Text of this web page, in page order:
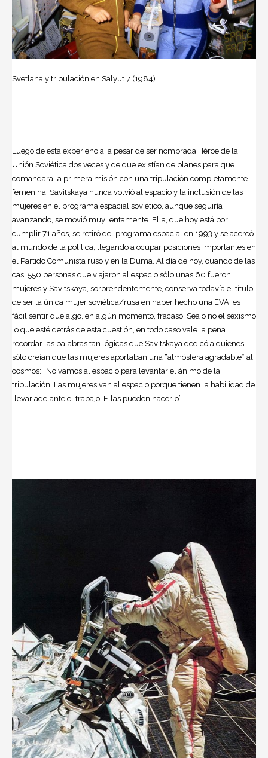
Svetlana y tripulación en Salyut 7 (1984).
Luego de esta experiencia, a pesar de ser nombrada Héroe de la
Unión Soviética dos veces y de que existían de planes para que
comandara la primera misión con una tripulación completamente
femenina, Savitskaya nunca volvió al espacio y la inclusión de las
mujeres en el programa espacial soviético, aunque seguiría
avanzando, se movió muy lentamente. Ella, que hoy está por
cumplir 71 años, se retiró del programa espacial en 1993 y se acercó
al mundo de la política, llegando a ocupar posiciones importantes en
el Partido Comunista ruso y en la Duma. Al día de hoy, cuando de las
casi 550 personas que viajaron al espacio sólo unas 60 fueron
mujeres y Savitskaya, sorprendentemente, conserva todavía el título
de ser la única mujer soviética/rusa en haber hecho una EVA, es
fácil sentir que algo, en algún momento, fracasó. Sea o no el sexismo
lo que esté detrás de esta cuestión, en todo caso vale la pena
recordar las palabras tan lógicas que Savitskaya dedicó a quienes
sólo creían que las mujeres aportaban una “atmósfera agradable” al
cosmos: “No vamos al espacio para levantar el ánimo de la
tripulación. Las mujeres van al espacio porque tienen la habilidad de
llevar adelante el trabajo. Ellas pueden hacerlo”.